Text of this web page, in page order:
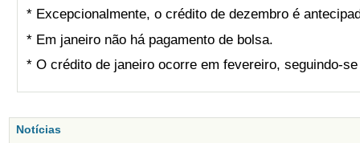
* Excepcionalmente, o crédito de dezembro é
* Em janeiro não há pagamento de bolsa.
* O crédito de janeiro ocorre em fevereiro, seguindo-
Notícias